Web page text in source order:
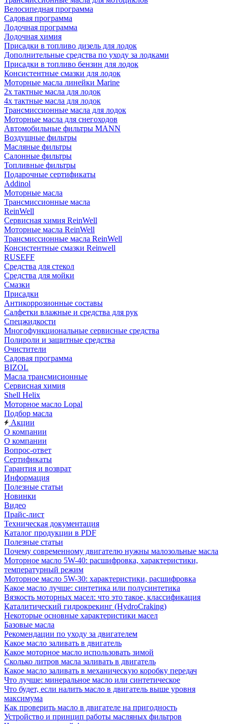
Велосипедная программа
Садовая программа
Лодочная программа
Лодочная химия
Присадки в топливо дизель для лодок
Дополнительные средства по уходу за лодками
Присадки в топливо бензин для лодок
Консистентные смазки для лодок
Моторные масла линейки Marine
2х тактные масла для лодок
4х тактные масла для лодок
Трансмиссионные масла для лодок
Моторные масла для снегоходов
Автомобильные фильтры MANN
Воздушные фильтры
Масляные фильтры
Салонные фильтры
Топливные фильтры
Подарочные сертификаты
Addinol
Моторные масла
Трансмиссионные масла
ReinWell
Сервисная химия ReinWell
Моторные масла ReinWell
Трансмиссионные масла ReinWell
Консистентные смазки Reinwell
RUSEFF
Средства для стекол
Средства для мойки
Смазки
Присадки
Антикоррозионные составы
Салфетки влажные и средства для рук
Спецжидкости
Многофункциональные сервисные средства
Полироли и защитные средства
Очистители
Садовая программа
BIZOL
Масла трансмисионные
Сервисная химия
Shell Helix
Моторное масло Lopal
Подбор масла
Акции
О компании
О компании
Вопрос-ответ
Сертификаты
Гарантия и возврат
Информация
Полезные статьи
Новинки
Видео
Прайс-лист
Техническая документация
Каталог продукции в PDF
Полезные статьи
Почему современному двигателю нужны малозольные масла
Моторное масло 5W-40: расшифровка, характеристики,
температурный режим
Моторное масло 5W-30: характеристики, расшифровка
Какое масло лучше: синтетика или полусинтетика
Вязкость моторных масел: что это такое, классификация
Каталитический гидрокрекинг (НydroСraking)
Некоторые основные характеристики масел
Базовые масла
Рекомендации по уходу за двигателем
Какое масло заливать в двигатель
Какое моторное масло использовать зимой
Сколько литров масла заливать в двигатель
Какое масло заливать в механическую коробку передач
Что лучше: минеральное масло или синтетическое
Что будет, если налить масло в двигатель выше уровня
максимума
Как проверить масло в двигателе на пригодность
Устройство и принцип работы масляных фильтров